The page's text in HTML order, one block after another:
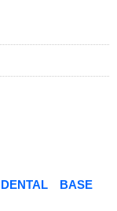
BASE